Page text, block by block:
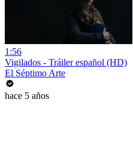
1:56
Vigilados - Tráiler español (HD)
El Séptimo Arte
hace 5 años